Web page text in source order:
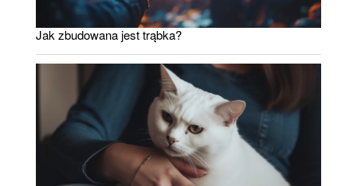
Jak zbudowana jest trąbka?